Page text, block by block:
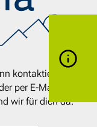
kontaktiere uns
per E-Mail an
wir für dich da.